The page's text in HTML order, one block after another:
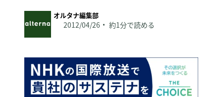
オルタナ編集部
2012/04/26 約1分で読める